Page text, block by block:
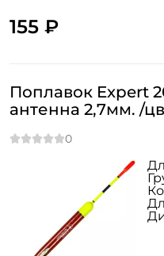
155 ₽
Поплавок Expert
антенна 2,7мм. /